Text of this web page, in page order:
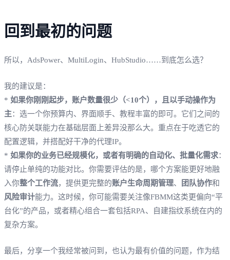
回到最初的问题
所以，AdsPower、MultiLogin、HubStudio……到底怎么选？
我的建议是：
* 如果你刚刚起步，账户数量很少（<10个），且以手动操作为
主：选一个你预算内、界面顺手、教程丰富的即可。它们之间的
核心防关联能力在基础层面上差异没那么大。重点在于吃透它的
配置逻辑，并搭配好干净的代理IP。
* 如果你的业务已经规模化，或者有明确的自动化、批量化需求：
请停止单纯的功能对比。你需要评估的是，哪个方案能更好地融
入你整个工作流，提供更完整的账户生命周期管理、 团队协作和
风险审计能力。这时候，你可能需要关注像FBMM这类更偏向“平
台化”的产品，或者精心组合一套包括RPA、自建指纹系统在内的
复杂方案。
最后，分享一个我经常被问到，也认为最有价值的问题，作为结